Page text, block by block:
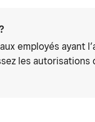
employés ayant
les autorisations